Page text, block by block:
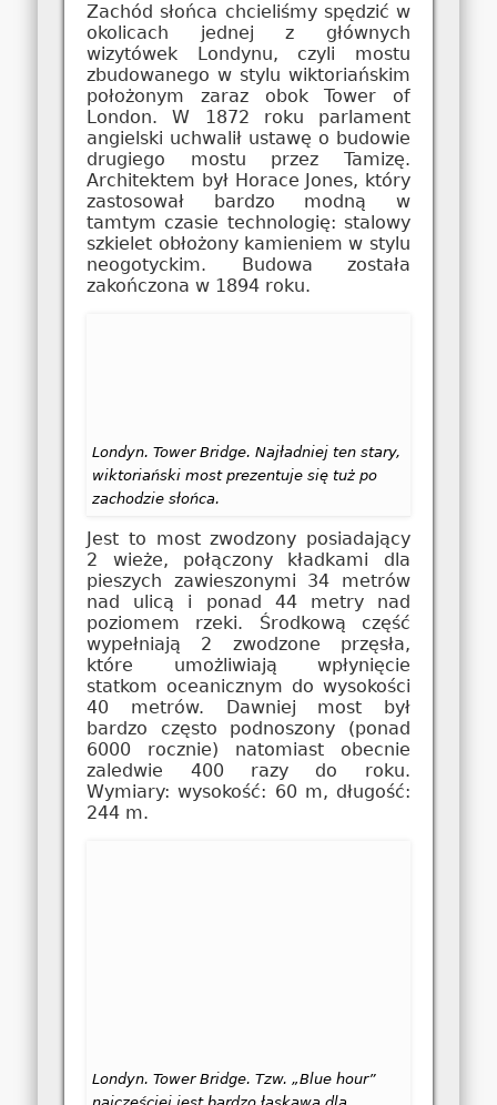
Zachód słońca chcieliśmy spędzić w
okolicach jednej z głównych
wizytówek Londynu, czyli mostu
zbudowanego w stylu wiktoriańskim
położonym zaraz obok Tower of
London. W 1872 roku parlament
angielski uchwalił ustawę o budowie
drugiego mostu przez Tamizę.
Architektem był Horace Jones, który
zastosował bardzo modną w
tamtym czasie technologię: stalowy
szkielet obłożony kamieniem w stylu
neogotyckim. Budowa została
zakończona w 1894 roku.
Londyn. Tower Bridge. Najładniej ten stary,
wiktoriański most prezentuje się tuż po
zachodzie słońca.
Jest to most zwodzony posiadający
2 wieże, połączony kładkami dla
pieszych zawieszonymi 34 metrów
nad ulicą i ponad 44 metry nad
poziomem rzeki. Środkową część
wypełniają 2 zwodzone przęsła,
które umożliwiają wpłynięcie
statkom oceanicznym do wysokości
40 metrów. Dawniej most był
bardzo często podnoszony (ponad
6000 rocznie) natomiast obecnie
zaledwie 400 razy do roku.
Wymiary: wysokość: 60 m, długość:
244 m.
Londyn. Tower Bridge. Tzw. „Blue hour”